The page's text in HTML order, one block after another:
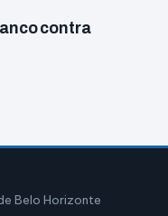
contra
Belo Horizonte